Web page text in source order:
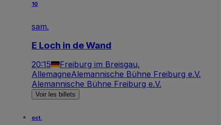
10
sam.
E Loch in de Wand
20:15
Freiburg im Breisgau,
AllemagneAlemannische Bühne Freiburg e.V.
Alemannische Bühne Freiburg e.V.
Voir les billets
oct.